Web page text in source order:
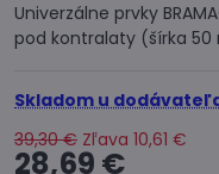
Univerzálne prvky
pod kontralaty (šírka 50
Skladom u
39,30 € Zľava 10,61 €
28,69 €